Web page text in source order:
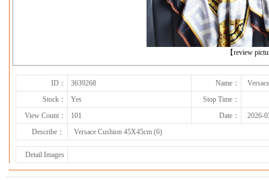
【review
下一张
ID： 3639268 Name：
Stock：
Yes
Stop Time：
View Count：
101 Date：
2026-
Describe：
Versace Cushion 45X45cm (6)
Detail Images